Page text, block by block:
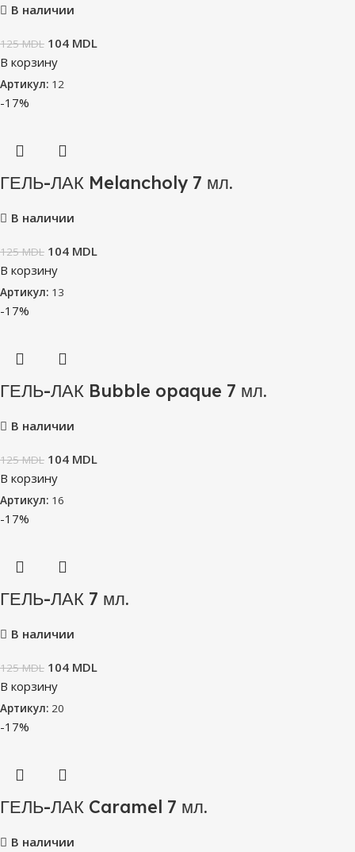
В наличии
125MDL 104 MDL
В корзину
Артикул: 12
-17%
ГЕЛЬ-ЛАК Melancholy 7 мл.
В наличии
125MDL 104 MDL
В корзину
Артикул: 13
-17%
ГЕЛЬ-ЛАК Bubble opaque 7 мл.
В наличии
125MDL 104 MDL
В корзину
Артикул: 16
-17%
ГЕЛЬ-ЛАК 7 мл.
В наличии
125MDL 104 MDL
В корзину
Артикул: 20
-17%
ГЕЛЬ-ЛАК Caramel 7 мл.
В наличии